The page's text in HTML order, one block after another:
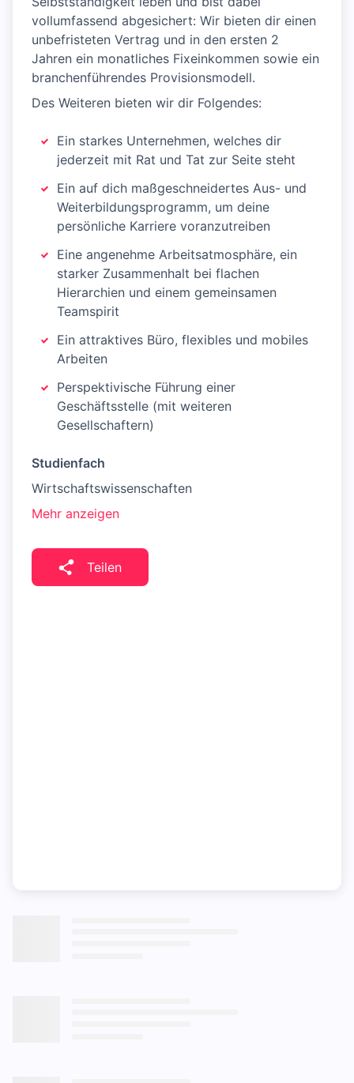
vollumfassend abgesichert: Wir bieten dir einen
unbefristeten Vertrag und in den ersten 2
Jahren ein monatliches Fixeinkommen sowie ein
branchenführendes Provisionsmodell.
Des Weiteren bieten wir dir Folgendes:
Ein starkes Unternehmen, welches dir
jederzeit mit Rat und Tat zur Seite steht
Ein auf dich maßgeschneidertes Aus- und
Weiterbildungsprogramm, um deine
persönliche Karriere voranzutreiben
Eine angenehme Arbeitsatmosphäre, ein
starker Zusammenhalt bei flachen
Hierarchien und einem gemeinsamen
Teamspirit
Ein attraktives Büro, flexibles und mobiles
Arbeiten
Perspektivische Führung einer
Geschäftsstelle (mit weiteren
Gesellschaftern)
Studienfach
Wirtschaftswissenschaften
Mehr anzeigen
Teilen